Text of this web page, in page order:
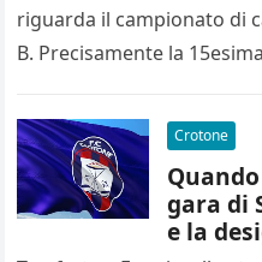
riguarda il campionato di
B. Precisamente la
Crotone
gara di
e la